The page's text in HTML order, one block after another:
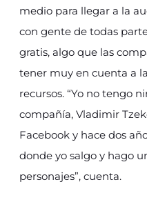
medio para llegar a la
con gente de todas
gratis, algo que las
tener muy en cuenta a
recursos. “Yo no tengo
compañía, Vladimir
Facebook y hace dos
donde yo salgo y hago
personajes”, cuenta.